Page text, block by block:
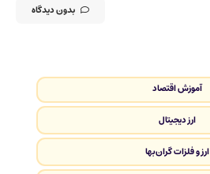
بدون دیدگاه
آموزش اقتصاد
ارز دیجیتال
ارز و فلزات گران‌بها